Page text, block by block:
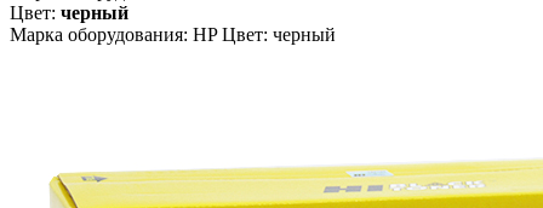
Цвет: черный
Марка оборудования: HP Цвет: черный